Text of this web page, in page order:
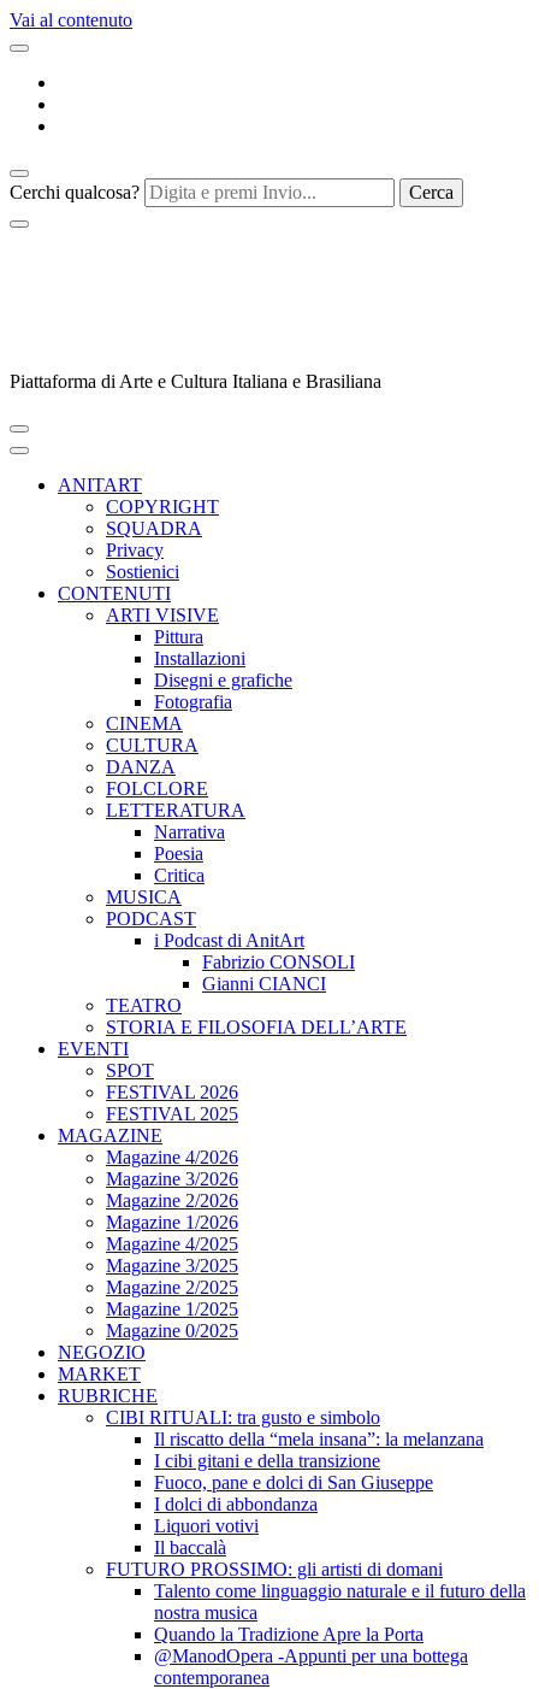
Vai al contenuto
Cerchi qualcosa?
Piattaforma di Arte e Cultura Italiana e Brasiliana
ANITART
COPYRIGHT
SQUADRA
Privacy
Sostienici
CONTENUTI
ARTI VISIVE
Pittura
Installazioni
Disegni e grafiche
Fotografia
CINEMA
CULTURA
DANZA
FOLCLORE
LETTERATURA
Narrativa
Poesia
Critica
MUSICA
PODCAST
i Podcast di AnitArt
Fabrizio CONSOLI
Gianni CIANCI
TEATRO
STORIA E FILOSOFIA DELL’ARTE
EVENTI
SPOT
FESTIVAL 2026
FESTIVAL 2025
MAGAZINE
Magazine 4/2026
Magazine 3/2026
Magazine 2/2026
Magazine 1/2026
Magazine 4/2025
Magazine 3/2025
Magazine 2/2025
Magazine 1/2025
Magazine 0/2025
NEGOZIO
MARKET
RUBRICHE
CIBI RITUALI: tra gusto e simbolo
Il riscatto della “mela insana”: la melanzana
I cibi gitani e della transizione
Fuoco, pane e dolci di San Giuseppe
I dolci di abbondanza
Liquori votivi
Il baccalà
FUTURO PROSSIMO: gli artisti di domani
Talento come linguaggio naturale e il futuro della
nostra musica
Quando la Tradizione Apre la Porta
@ManodOpera -Appunti per una bottega
contemporanea